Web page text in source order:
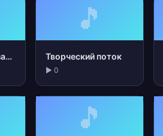
Подготовка к экзамену
🎵
Творческий поток
▶ 0
🎵